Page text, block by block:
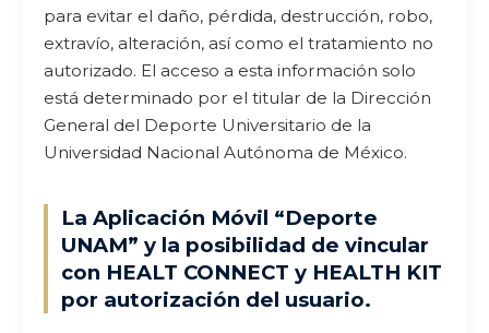
para evitar el daño, pérdida, destrucción, robo,
extravío, alteración, así como el tratamiento no
autorizado. El acceso a esta información solo
está determinado por el titular de la Dirección
General del Deporte Universitario de la
Universidad Nacional Autónoma de México.
La Aplicación Móvil “Deporte
UNAM” y la posibilidad de vincular
con HEALT CONNECT y HEALTH KIT
por autorización del usuario.